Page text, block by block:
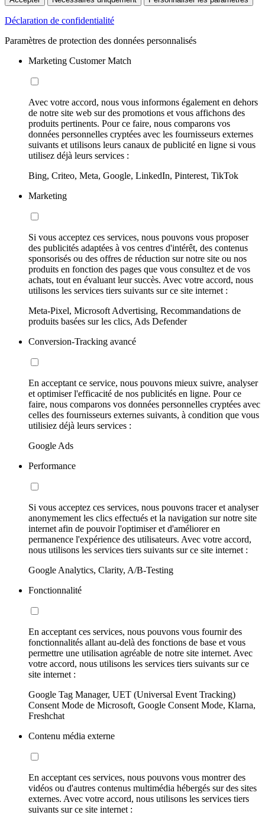
Déclaration de confidentialité
Paramètres de protection des données personnalisés
Marketing Customer Match
Avec votre accord, nous vous informons également en dehors
de notre site web sur des promotions et vous affichons des
produits pertinents. Pour ce faire, nous comparons vos
données personnelles cryptées avec les fournisseurs externes
suivants et utilisons leurs canaux de publicité en ligne si vous
utilisez déjà leurs services :
Bing, Criteo, Meta, Google, LinkedIn, Pinterest, TikTok
Marketing
Si vous acceptez ces services, nous pouvons vous proposer
des publicités adaptées à vos centres d'intérêt, des contenus
sponsorisés ou des offres de réduction sur notre site ou nos
produits en fonction des pages que vous consultez et de vos
achats, tout en évaluant leur succès. Avec votre accord, nous
utilisons les services tiers suivants sur ce site internet :
Meta-Pixel, Microsoft Advertising, Recommandations de
produits basées sur les clics, Ads Defender
Conversion-Tracking avancé
En acceptant ce service, nous pouvons mieux suivre, analyser
et optimiser l'efficacité de nos publicités en ligne. Pour ce
faire, nous comparons vos données personnelles cryptées avec
celles des fournisseurs externes suivants, à condition que vous
utilisiez déjà leurs services :
Google Ads
Performance
Si vous acceptez ces services, nous pouvons tracer et analyser
anonymement les clics effectués et la navigation sur notre site
internet afin de pouvoir l'optimiser et d'améliorer en
permanence l'expérience des utilisateurs. Avec votre accord,
nous utilisons les services tiers suivants sur ce site internet :
Google Analytics, Clarity, A/B-Testing
Fonctionnalité
En acceptant ces services, nous pouvons vous fournir des
fonctionnalités allant au-delà des fonctions de base et vous
permettre une utilisation agréable de notre site internet. Avec
votre accord, nous utilisons les services tiers suivants sur ce
site internet :
Google Tag Manager, UET (Universal Event Tracking)
Consent Mode de Microsoft, Google Consent Mode, Klarna,
Freshchat
Contenu média externe
En acceptant ces services, nous pouvons vous montrer des
vidéos ou d'autres contenus multimédia hébergés sur des sites
externes. Avec votre accord, nous utilisons les services tiers
suivants sur ce site internet :